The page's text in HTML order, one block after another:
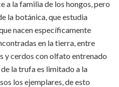
a la familia de los hongos, pero
la botánica, que estudia
nacen específicamente
en la tierra, entre
y cerdos con olfato entrenado
la trufa es limitado a la
los ejemplares, de esto